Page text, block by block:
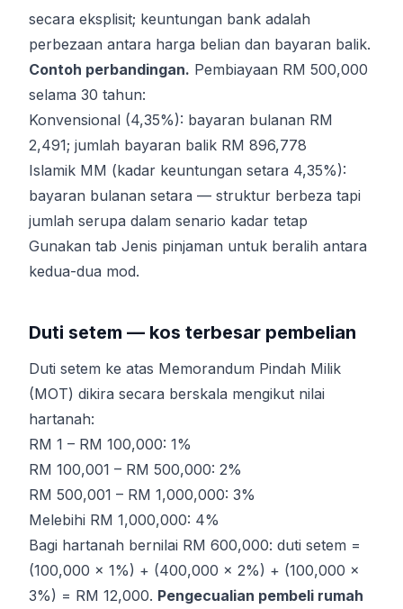
secara eksplisit; keuntungan bank adalah
perbezaan antara harga belian dan bayaran balik.
Contoh perbandingan. Pembiayaan RM 500,000
selama 30 tahun:
Konvensional (4,35%): bayaran bulanan RM
2,491; jumlah bayaran balik RM 896,778
Islamik MM (kadar keuntungan setara 4,35%):
bayaran bulanan setara — struktur berbeza tapi
jumlah serupa dalam senario kadar tetap
Gunakan tab Jenis pinjaman untuk beralih antara
kedua-dua mod.
Duti setem — kos terbesar pembelian
Duti setem ke atas Memorandum Pindah Milik
(MOT) dikira secara berskala mengikut nilai
hartanah:
RM 1 – RM 100,000: 1%
RM 100,001 – RM 500,000: 2%
RM 500,001 – RM 1,000,000: 3%
Melebihi RM 1,000,000: 4%
Bagi hartanah bernilai RM 600,000: duti setem =
(100,000 × 1%) + (400,000 × 2%) + (100,000 ×
3%) = RM 12,000. Pengecualian pembeli rumah